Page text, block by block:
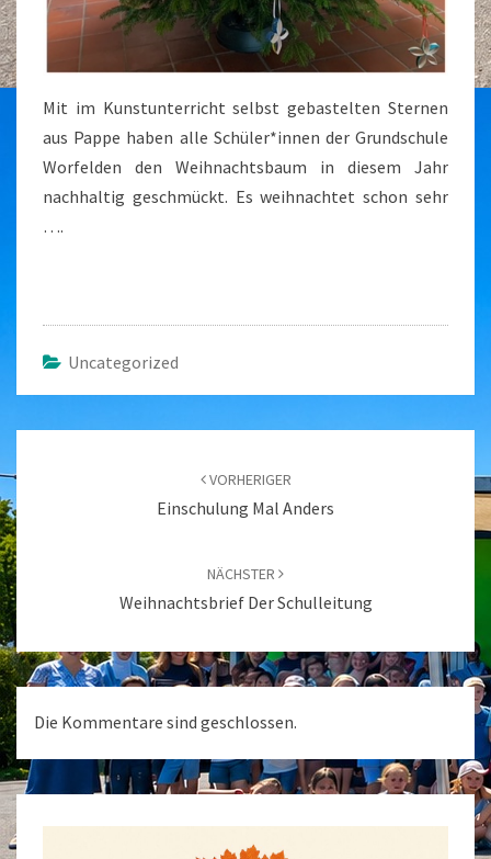
Mit im Kunstunterricht selbst gebastelten Sternen
aus Pappe haben alle Schüler*innen der Grundschule
Worfelden den Weihnachtsbaum in diesem Jahr
nachhaltig geschmückt. Es weihnachtet schon sehr
….
Uncategorized
VORHERIGER
Einschulung Mal Anders
NÄCHSTER
Weihnachtsbrief Der Schulleitung
Die Kommentare sind geschlossen.